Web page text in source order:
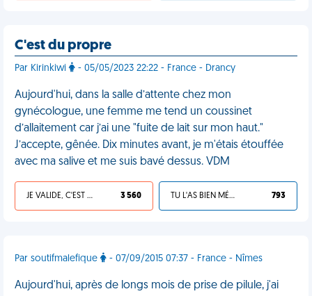
C'est du propre
Par Kirinkiwi - 05/05/2023 22:22 - France - Drancy
Aujourd'hui, dans la salle d’attente chez mon
gynécologue, une femme me tend un coussinet
d’allaitement car j’ai une "fuite de lait sur mon haut."
J’accepte, gênée. Dix minutes avant, je m'étais étouffée
avec ma salive et me suis bavé dessus. VDM
JE VALIDE, C'EST UNE VDM 3 560 TU L'AS BIEN MÉRITÉ 793
Par soutifmalefique - 07/09/2015 07:37 - France - Nîmes
Aujourd'hui, après de longs mois de prise de pilule, j'ai